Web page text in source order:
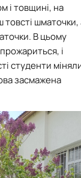
і товщині, на
товсті шматочки,
В цьому
і
студенти
засмажена